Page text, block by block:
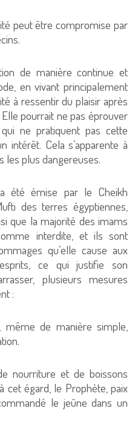
peut être compromise par
de manière continue et
en vivant principalement
à ressentir du plaisir après
pourrait ne pas éprouver
ne pratiquent pas cette
intérêt. Cela s’apparente à
les plus dangereuses.
été émise par le Cheikh
des terres égyptiennes,
que la majorité des imams
interdite, et ils sont
qu’elle cause aux
ce qui justifie son
plusieurs mesures
:
même de manière simple,
nourriture et de boissons
cet égard, le Prophète, paix
le jeûne dans un